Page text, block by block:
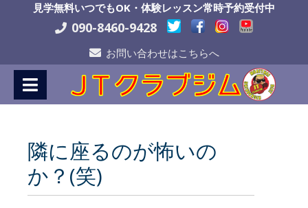
見学無料いつでもOK・体験レッスン常時予約受付中
090-8460-9428
お問い合わせはこちらへ
隣に座るのが怖いの
か？(笑)